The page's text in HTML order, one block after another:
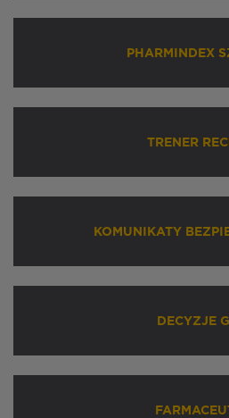
PHARMINDEX
TRENER
KOMUNIKATY
DECYZJE